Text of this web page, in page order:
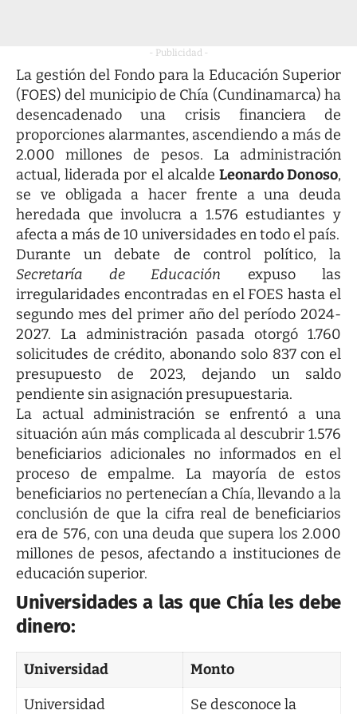
- Publicidad -
La gestión del Fondo para la Educación Superior
(FOES) del municipio de Chía (Cundinamarca) ha
desencadenado una crisis financiera de
proporciones alarmantes, ascendiendo a más de
2.000 millones de pesos. La administración
actual, liderada por el alcalde Leonardo Donoso,
se ve obligada a hacer frente a una deuda
heredada que involucra a 1.576 estudiantes y
afecta a más de 10 universidades en todo el país.
Durante un debate de control político, la
Secretaría de Educación expuso las
irregularidades encontradas en el FOES hasta el
segundo mes del primer año del período 2024-
2027. La administración pasada otorgó 1.760
solicitudes de crédito, abonando solo 837 con el
presupuesto de 2023, dejando un saldo
pendiente sin asignación presupuestaria.
La actual administración se enfrentó a una
situación aún más complicada al descubrir 1.576
beneficiarios adicionales no informados en el
proceso de empalme. La mayoría de estos
beneficiarios no pertenecían a Chía, llevando a la
conclusión de que la cifra real de beneficiarios
era de 576, con una deuda que supera los 2.000
millones de pesos, afectando a instituciones de
educación superior.
Universidades a las que Chía les debe
dinero:
Universidad
Monto
Universidad
Se desconoce la